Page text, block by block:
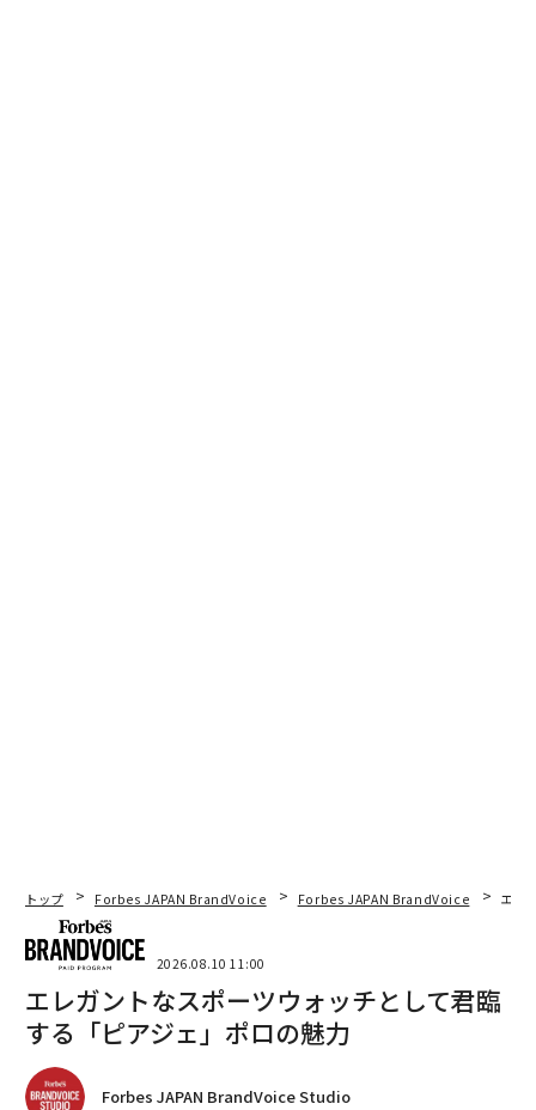
トップ Forbes JAPAN BrandVoice Forbes JAPAN BrandVoice エレ
2026.08.10 11:00
エレガントなスポーツウォッチとして君臨
する「ピアジェ」ポロの魅力
Forbes JAPAN BrandVoice Studio